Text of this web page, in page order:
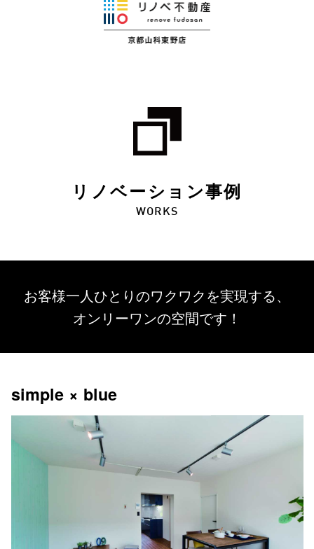
リノベーション事例
WORKS
お客様一人ひとりのワクワクを実現する、
オンリーワンの空間です！
simple × blue